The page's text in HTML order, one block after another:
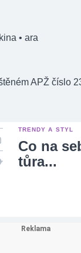
• ara
APŽ číslo
TRENDY A STYL
Co na
tůra...